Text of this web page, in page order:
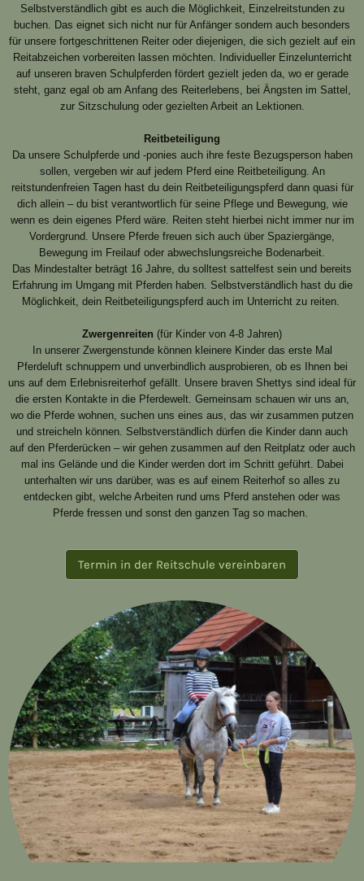
Selbstverständlich gibt es auch die Möglichkeit, Einzelreitstunden zu
buchen. Das eignet sich nicht nur für Anfänger sondern auch besonders
für unsere fortgeschrittenen Reiter oder diejenigen, die sich gezielt auf ein
Reitabzeichen vorbereiten lassen möchten. Individueller Einzelunterricht
auf unseren braven Schulpferden fördert gezielt jeden da, wo er gerade
steht, ganz egal ob am Anfang des Reiterlebens, bei Ängsten im Sattel,
zur Sitzschulung oder gezielten Arbeit an Lektionen.
Reitbeteiligung
Da unsere Schulpferde und -ponies auch ihre feste Bezugsperson haben
sollen, vergeben wir auf jedem Pferd eine Reitbeteiligung. An
reitstundenfreien Tagen hast du dein Reitbeteiligungspferd dann quasi für
dich allein – du bist verantwortlich für seine Pflege und Bewegung, wie
wenn es dein eigenes Pferd wäre. Reiten steht hierbei nicht immer nur im
Vordergrund. Unsere Pferde freuen sich auch über Spaziergänge,
Bewegung im Freilauf oder abwechslungsreiche Bodenarbeit.
Das Mindestalter beträgt 16 Jahre, du solltest sattelfest sein und bereits
Erfahrung im Umgang mit Pferden haben. Selbstverständlich hast du die
Möglichkeit, dein Reitbeteiligungspferd auch im Unterricht zu reiten.
Zwergenreiten (für Kinder von 4-8 Jahren)
In unserer Zwergenstunde können kleinere Kinder das erste Mal
Pferdeluft schnuppern und unverbindlich ausprobieren, ob es Ihnen bei
uns auf dem Erlebnisreiterhof gefällt. Unsere braven Shettys sind ideal für
die ersten Kontakte in die Pferdewelt. Gemeinsam schauen wir uns an,
wo die Pferde wohnen, suchen uns eines aus, das wir zusammen putzen
und streicheln können. Selbstverständlich dürfen die Kinder dann auch
auf den Pferderücken – wir gehen zusammen auf den Reitplatz oder auch
mal ins Gelände und die Kinder werden dort im Schritt geführt. Dabei
unterhalten wir uns darüber, was es auf einem Reiterhof so alles zu
entdecken gibt, welche Arbeiten rund ums Pferd anstehen oder was
Pferde fressen und sonst den ganzen Tag so machen.
Termin in der Reitschule vereinbaren